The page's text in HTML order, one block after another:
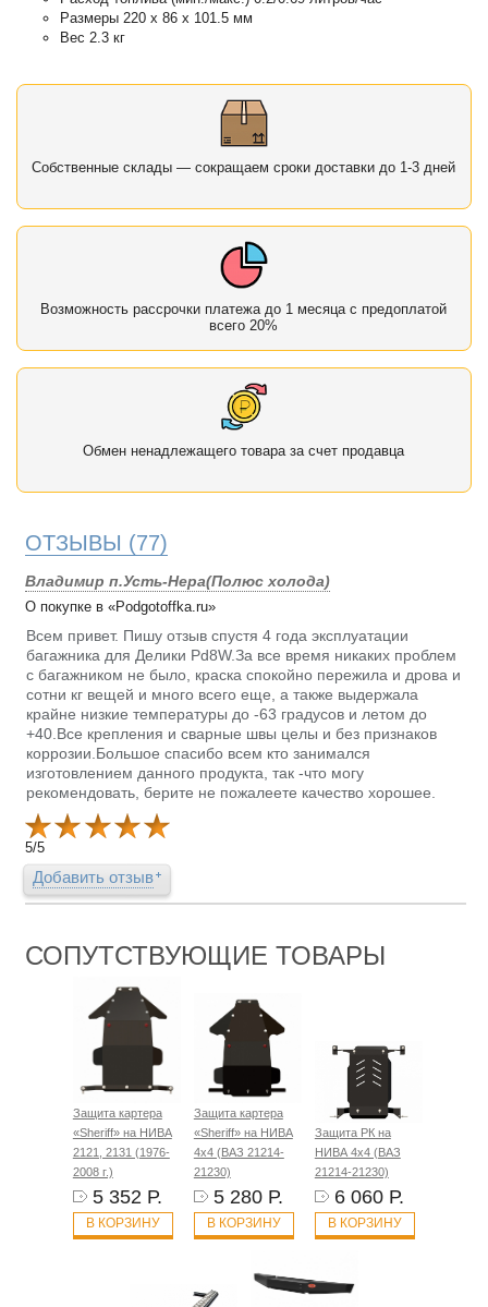
Размеры 220 х 86 х 101.5 мм
Вес 2.3 кг
Собственные склады — сокращаем сроки доставки до 1-3 дней
Возможность рассрочки платежа до 1 месяца с предоплатой
всего 20%
Обмен ненадлежащего товара за счет продавца
ОТЗЫВЫ (77)
Владимир п.Усть-Нера(Полюс холода)
О покупке в «Podgotoffka.ru»
Всем привет. Пишу отзыв спустя 4 года эксплуатации
багажника для Делики Pd8W.За все время никаких проблем
с багажником не было, краска спокойно пережила и дрова и
сотни кг вещей и много всего еще, а также выдержала
крайне низкие температуры до -63 градусов и летом до
+40.Все крепления и сварные швы целы и без признаков
коррозии.Большое спасибо всем кто занимался
изготовлением данного продукта, так -что могу
рекомендовать, берите не пожалеете качество хорошее.
5/5
Добавить отзыв
СОПУТСТВУЮЩИЕ ТОВАРЫ
Защита картера
«Sheriff» на НИВА
2121, 2131 (1976-
2008 г.)
5 352 Р.
В КОРЗИНУ
Защита картера
«Sheriff» на НИВА
4x4 (ВАЗ 21214-
21230)
5 280 Р.
В КОРЗИНУ
Защита РК на
НИВА 4x4 (ВАЗ
21214-21230)
6 060 Р.
В КОРЗИНУ